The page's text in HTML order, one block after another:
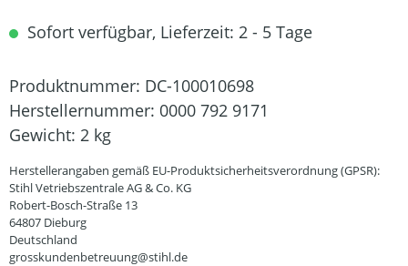
Sofort verfügbar, Lieferzeit: 2 - 5 Tage
Produktnummer: DC-100010698
Herstellernummer: 0000 792 9171
Gewicht: 2 kg
Herstellerangaben gemäß EU-Produktsicherheitsverordnung (GPSR):
Stihl Vetriebszentrale AG & Co. KG
Robert-Bosch-Straße 13
64807 Dieburg
Deutschland
grosskundenbetreuung@stihl.de